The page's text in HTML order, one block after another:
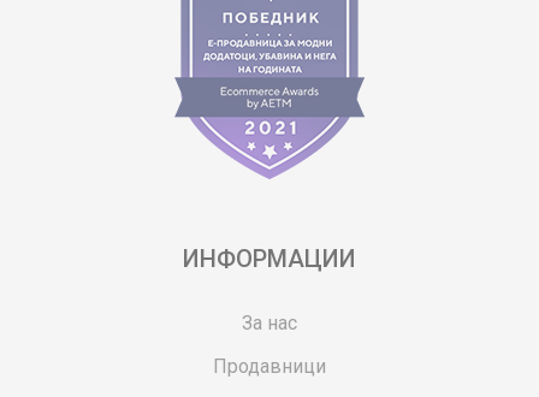
ИНФОРМАЦИИ
За нас
Продавници